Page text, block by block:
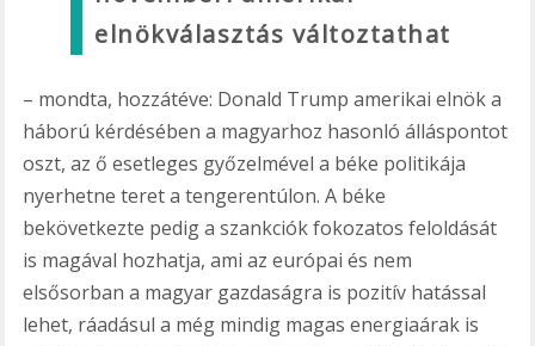
elnökválasztás változtathat
– mondta, hozzátéve: Donald Trump amerikai elnök a
háború kérdésében a magyarhoz hasonló álláspontot
oszt, az ő esetleges győzelmével a béke politikája
nyerhetne teret a tengerentúlon. A béke
bekövetkezte pedig a szankciók fokozatos feloldását
is magával hozhatja, ami az európai és nem
elsősorban a magyar gazdaságra is pozitív hatással
lehet, ráadásul a még mindig magas energiaárak is